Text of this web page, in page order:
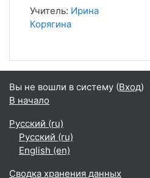
Учитель: Ирина
Корягина
Вы не вошли в систему (Вход)
В начало
Русский ‎(ru)‎
Русский ‎(ru)‎
English ‎(en)‎
Сводка хранения данных